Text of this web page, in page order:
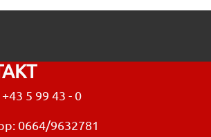
5 99 43 - 0
0664/9632781